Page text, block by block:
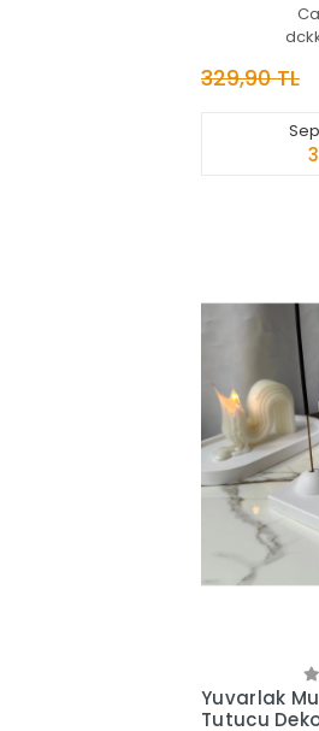
329,90 TL
Yuvarlak
Tutucu